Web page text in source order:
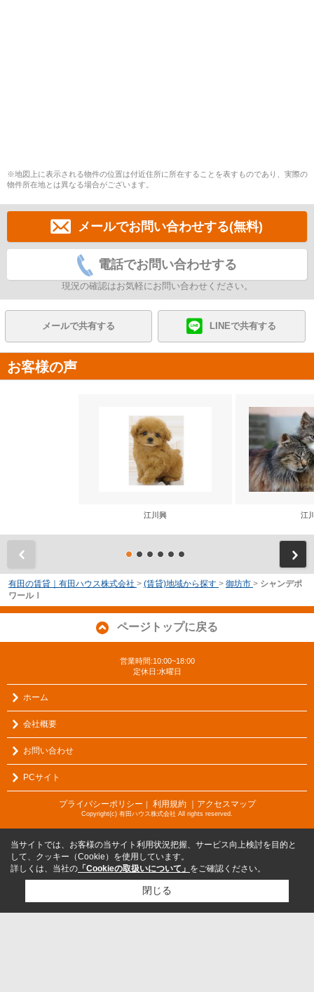
※地図上に表示される物件の位置は付近住所に所在することを表すものであり、実際の
物件所在地とは異なる場合がございます。
メールでお問い合わせする(無料)
電話でお問い合わせする
現況の確認はお気軽にお問い合わせください。
メールで共有する LINEで共有する
お客様の声
江川興 江
有田の賃貸｜有田ハウス株式会社 > (賃貸)地域から探す > 御坊市 > シャンデポ
ワールⅠ
ページトップに戻る
営業時間:10:00~18:00
定休日:水曜日
ホーム
会社概要
お問い合わせ
PCサイト
プライバシーポリシー 利用規約 ｜アクセスマップ
Copyright(c) 有田ハウス株式会社 All rights reserved.
当サイトでは、お客様の当サイト利用状況把握、サービス向上検討を目的と
して、クッキー（Cookie）を使用しています。
詳しくは、当社の 「Cookieの取扱いについて」 をご確認ください。
閉じる